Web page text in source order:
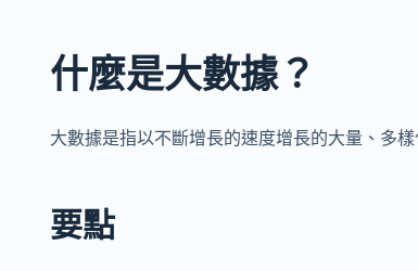
什麼是大數據？
大數據是指以不斷增長的速度增長的大量、多
要點